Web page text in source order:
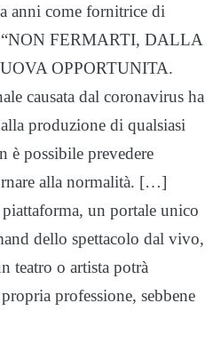
anni come fornitrice di
“NON FERMARTI, DALLA
OPPORTUNITA.
causata dal coronavirus ha
produzione di qualsiasi
è possibile prevedere
alla normalità. […]
un portale unico
dello spettacolo dal vivo,
teatro o artista potrà
professione, sebbene